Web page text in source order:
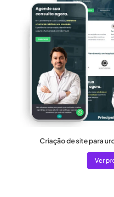
Criação de site para
Ver